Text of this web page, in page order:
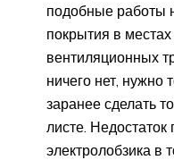
подобные работы
покрытия в
вентиляционных
ничего нет, нужно
заранее сделать
листе.
электролобзика в